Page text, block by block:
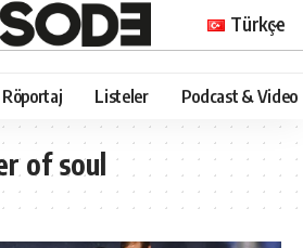
Türkçe
Röportaj Listeler Podcast & Video
of soul